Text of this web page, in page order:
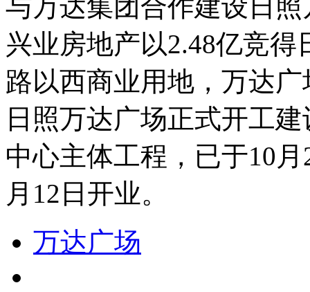
与万达集团合作建设日
兴业房地产以2.48亿竞
路以西商业用地，万达
日照万达广场正式开工
中心主体工程，已于10
月12日开业。
万达广场